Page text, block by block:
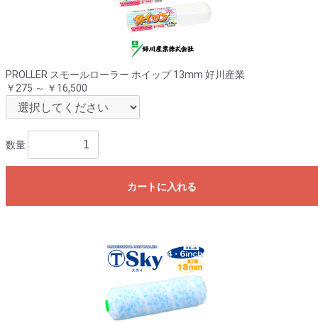
PROLLER スモールローラー ホイップ 13mm 好川産業
￥275 ～ ￥16,500
数量
カートに入れる